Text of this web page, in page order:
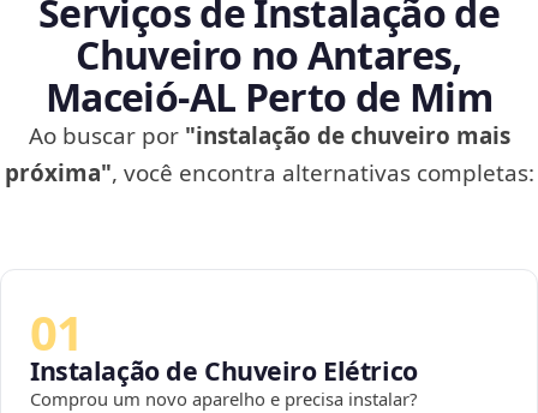
Serviços de Instalação de
Chuveiro no Antares,
Maceió‑AL Perto de Mim
Ao buscar por "instalação de chuveiro mais
próxima", você encontra alternativas completas:
01
Instalação de Chuveiro Elétrico
Comprou um novo aparelho e precisa instalar?